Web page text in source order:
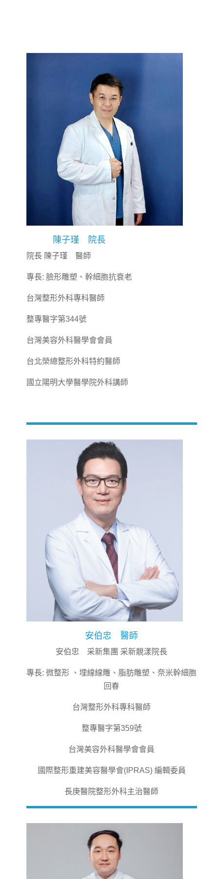
陳子瑾 院長
院長 陳子瑾 醫師
專長: 臉形雕塑、幹細胞抗衰老
台灣整形外科專科醫師
整專醫字第344號
台灣美容外科醫學會會員
台北榮總整形外科特約醫師
國立陽明大學醫學院外科講師
安伯忠 醫師
安伯忠 采新集團 采新靚漾院長
專長: 微整形 、埋線線雕、脂肪雕塑、奈米幹細胞
回春
台灣整形外科專科醫師
整專醫字第359號
台灣美容外科醫學會會員
國際整形重建美容醫學會(IPRAS) 編輯委員
長庚醫院整形外科主治醫師